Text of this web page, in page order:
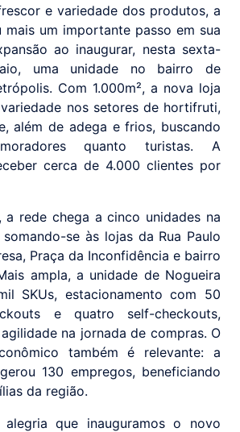
e variedade dos produtos, a
mais um importante passo em sua
ao inaugurar, nesta sexta-
uma unidade no bairro de
Com 1.000m², a nova loja
nos setores de hortifruti,
além de adega e frios, buscando
quanto turistas. A
cerca de 4.000 clientes por
a rede chega a cinco unidades na
se às lojas da Rua Paulo
Praça da Inconfidência e bairro
ampla, a unidade de Nogueira
SKUs, estacionamento com 50
e quatro self-checkouts,
na jornada de compras. O
também é relevante: a
130 empregos, beneficiando
da região.
que inauguramos o novo